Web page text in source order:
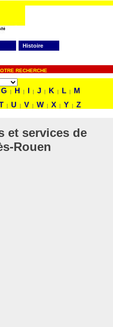
Histoire
RECHERCHE
G | H | I | J | K | L |
M
| U | V | W | X | Y | Z
et services de
Rouen